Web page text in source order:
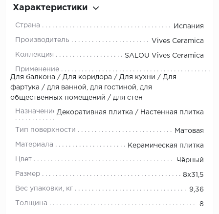
Характеристики
Страна Испания
Производитель Vives Ceramica
Коллекция SALOU Vives Ceramica
Применение
Для балкона / Для коридора / Для кухни / Для
фартука / для ванной, для гостиной, для
общественных помещений / для стен
Назначение Декоративная плитка / Настенная плитка
Тип поверхности Матовая
Материала Керамическая плитка
Цвет Чёрный
Размер 8x31,5
Вес упаковки, кг 9,36
Толщина 8